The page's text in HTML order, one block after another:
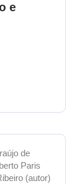
e
de
Paris
(autor)